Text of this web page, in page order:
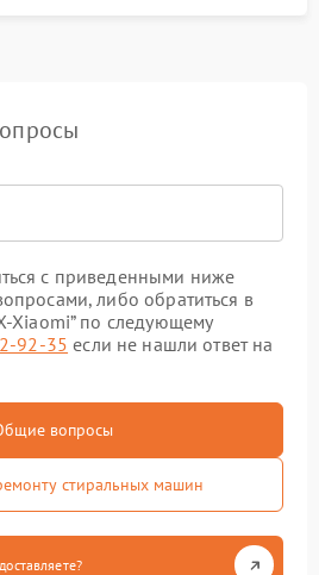
с приведенными ниже
либо обратиться в
Xiaomi” по следующему
92-35 если не нашли ответ на
вопросы
стиральных машин